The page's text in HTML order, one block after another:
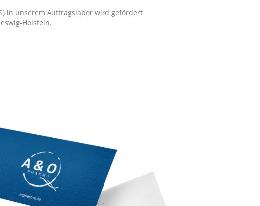
in unserem Auftragslabor wird gefördert
Holstein.